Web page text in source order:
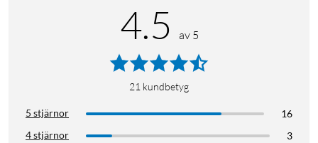
4.5 av 5
21 kundbetyg
5 stjärnor
16
4 stjärnor
3